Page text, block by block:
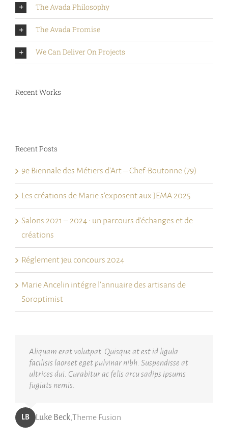
The Avada Philosophy
The Avada Promise
We Can Deliver On Projects
Recent Works
Recent Posts
9e Biennale des Métiers d’Art – Chef-Boutonne (79)
Les créations de Marie s’exposent aux JEMA 2025
Salons 2021 – 2024 : un parcours d’échanges et de
créations
Réglement jeu concours 2024
Marie Ancelin intégre l’annuaire des artisans de
Soroptimist
Neque porro quisquam est, qui dolorem ipsum quia
dolor sit amet, consec tetur, adipisci velit, sed quia
non numquam eius modi tempora voluptas amets
unser.
JD John Doe,My Company
Aliquam erat volutpat. Quisque at est id ligula
facilisis laoreet eget pulvinar nibh. Suspendisse at
ultrices dui. Curabitur ac felis arcu sadips ipsums
fugiats nemis.
LB Luke Beck,Theme Fusion